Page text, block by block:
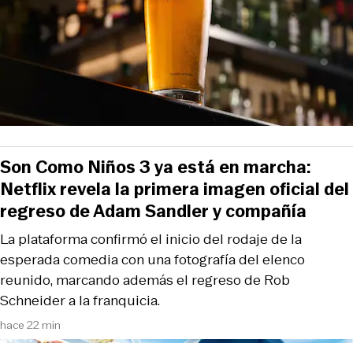
hace 22 min
La plataforma confirmó el inicio del rodaje de la
esperada comedia con una fotografía del elenco
reunido, marcando además el regreso de Rob
Schneider a la franquicia.
Son Como Niños 3 ya está en marcha:
Netflix revela la primera imagen oficial del
regreso de Adam Sandler y compañía